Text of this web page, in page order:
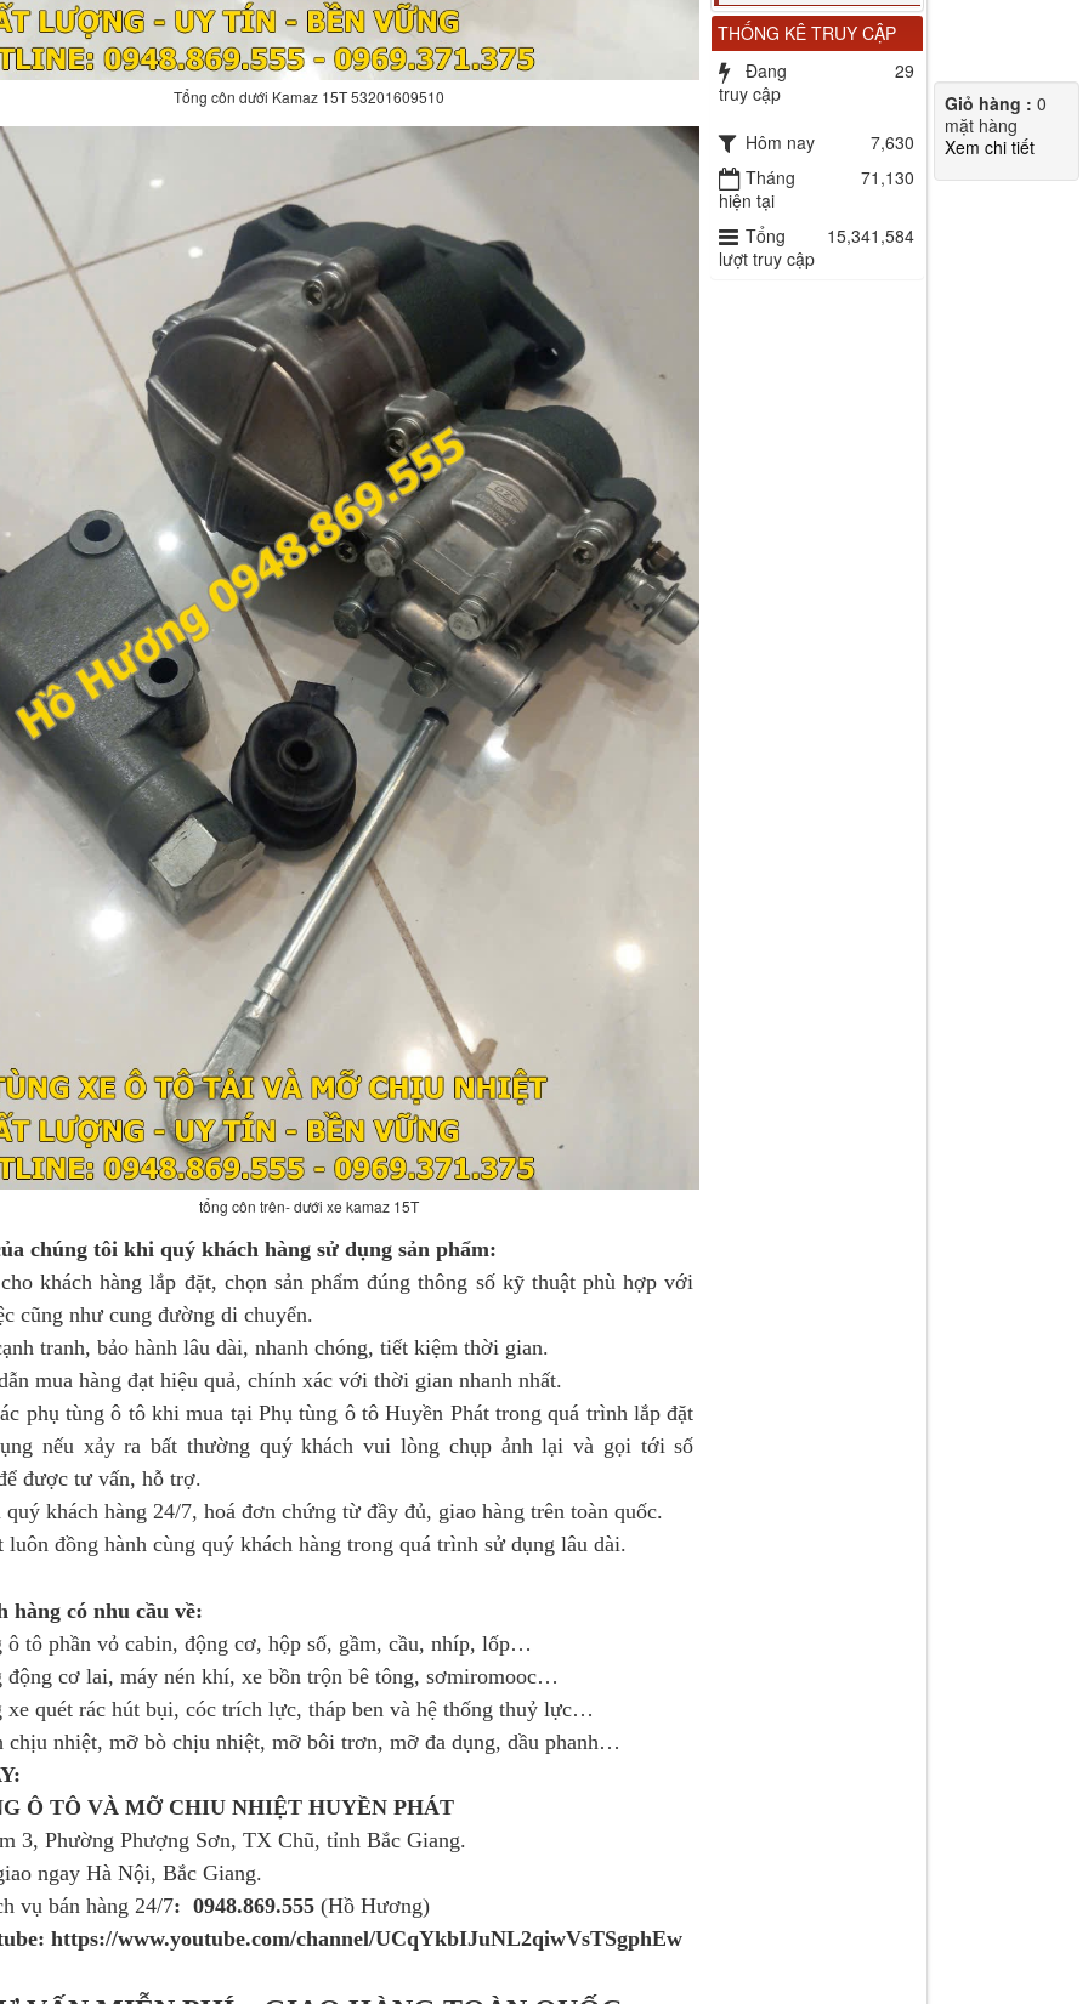
Tổng côn dưới Kamaz 15T 53201609510
tổng côn trên- dưới xe kamaz 15T
chúng tôi khi quý khách hàng sử dụng sản phẩm:
khách hàng lắp đặt, chọn sản phẩm đúng thông số kỹ thuật phù hợp với
cũng như cung đường di chuyển.
tranh, bảo hành lâu dài, nhanh chóng, tiết kiệm thời gian.
mua hàng đạt hiệu quả, chính xác với thời gian nhanh nhất.
phụ tùng ô tô khi mua tại Phụ tùng ô tô Huyền Phát trong quá trình lắp đặt
nếu xảy ra bất thường quý khách vui lòng chụp ảnh lại và gọi tới số
được tư vấn, hỗ trợ.
quý khách hàng 24/7, hoá đơn chứng từ đầy đủ, giao hàng trên toàn quốc.
luôn đồng hành cùng quý khách hàng trong quá trình sử dụng lâu dài.
hàng có nhu cầu về:
ô tô phần vỏ cabin, động cơ, hộp số, gầm, cầu, nhíp, lốp…
động cơ lai, máy nén khí, xe bồn trộn bê tông, sơmiromooc…
xe quét rác hút bụi, cóc trích lực, tháp ben và hệ thống thuỷ lực…
chịu nhiệt, mỡ bò chịu nhiệt, mỡ bôi trơn, mỡ đa dụng, dầu phanh…
Ô TÔ VÀ MỠ CHIU NHIỆT HUYỀN PHÁT
3, Phường Phượng Sơn, TX Chũ, tỉnh Bắc Giang.
ngay Hà Nội, Bắc Giang.
vụ bán hàng 24/7: 0948.869.555(Hồ Hương)
https://www.youtube.com/channel/UCqYkbIJuNL2qiwVsTSgphEw
THỐNG KÊ TRUY CẬP
Đang
truy cập
29
Hôm nay
7,630
Tháng
hiện tại
71,130
Tổng
lượt truy cập
15,341,584
Giỏ hàng : 0
mặt hàng
Xem chi tiết